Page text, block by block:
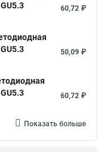
60,72 ₽
50,09 ₽
60,72 ₽
Показать больше